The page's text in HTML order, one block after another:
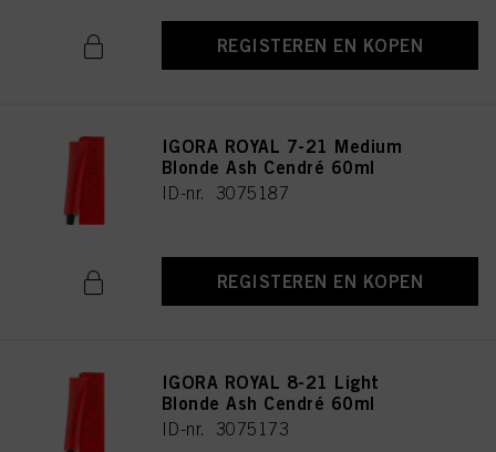
REGISTEREN EN KOPEN
IGORA ROYAL 7-21 Medium
Blonde Ash Cendré 60ml
ID-nr. 3075187
REGISTEREN EN KOPEN
IGORA ROYAL 8-21 Light
Blonde Ash Cendré 60ml
ID-nr. 3075173